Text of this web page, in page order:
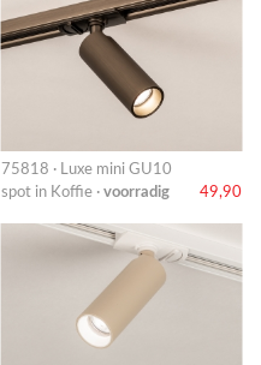
75818 · Luxe mini GU10
spot in Koffie · voorradig 49,90